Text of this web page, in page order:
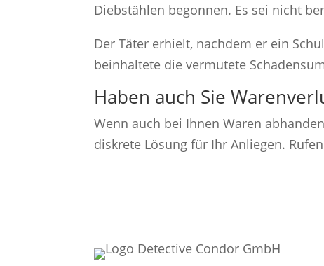
Diebstählen begonnen. Es sei nicht
Der Täter erhielt, nachdem er ein
beinhaltete die vermutete
Haben auch Sie
Wenn auch bei Ihnen Waren
diskrete Lösung für Ihr Anliegen.